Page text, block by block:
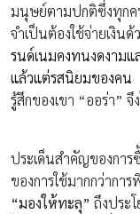
มนุษย์ตามปกติซึ่งทุกค
จำเป็นต้องใช้จ่ายเงิน
รนด์เนมคงทนงดงามแ
แล้วแต่รสนิยมของคน
รู้สึกของเขา “ออร่า” จึ
ประเด็นสำคัญของกา
ของการใช้มากกว่ากา
“มองให้ทะลุ” ถึงประ